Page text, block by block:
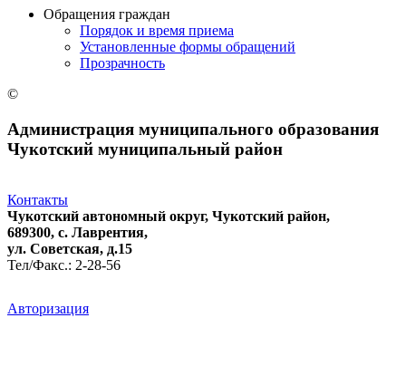
Обращения граждан
Порядок и время приема
Установленные формы обращений
Прозрачность
©
Администрация муниципального образования
Чукотский муниципальный район
Контакты
Чукотский автономный округ, Чукотский район,
689300, с. Лаврентия,
ул. Советская, д.15
Тел/Факс.: 2-28-56
Авторизация